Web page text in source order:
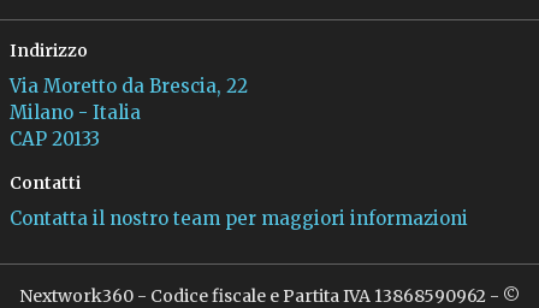
Indirizzo
Via Moretto da Brescia, 22
Milano - Italia
CAP 20133
Contatti
Contatta il nostro team per maggiori informazioni
Nextwork360 - Codice fiscale e Partita IVA 13868590962 - ©